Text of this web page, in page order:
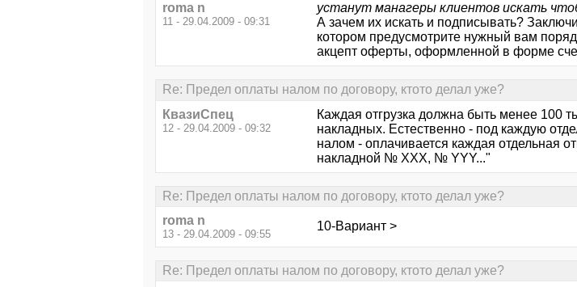
roma n
11 - 29.04.2009 - 09:31
устанут манагеры клиентов искать
А зачем их искать и подписывать?
котором предусмотрите нужный вам
акцепт оферты, оформленной в форме
Re: Предел оплаты налом по договору, ктото делал уже?
КвазиСпец
12 - 29.04.2009 - 09:32
Каждая отгрузка должна быть менее 100
накладных. Естественно - под каждую
налом - оплачивается каждая отдельная
накладной № ХХХ, № YYY..."
Re: Предел оплаты налом по договору, ктото делал уже?
roma n
13 - 29.04.2009 - 09:55
10-Вариант >
Re: Предел оплаты налом по договору, ктото делал уже?